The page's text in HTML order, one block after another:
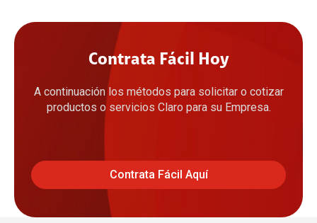
Contrata Fácil Hoy
A continuación los métodos para solicitar o cotizar
productos o servicios Claro para su Empresa.
Contrata Fácil Aquí